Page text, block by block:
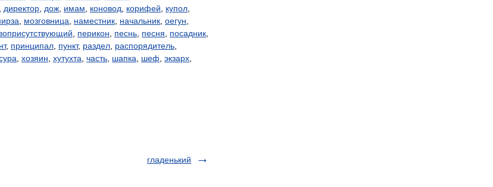
директор дож имам коновод корифей купол
мозговница наместник начальник оегун
перикон песнь песня посадник
, принципал пункт, раздел распорядитель
хозяин хутухта часть шапка шеф экзарх
гладенький